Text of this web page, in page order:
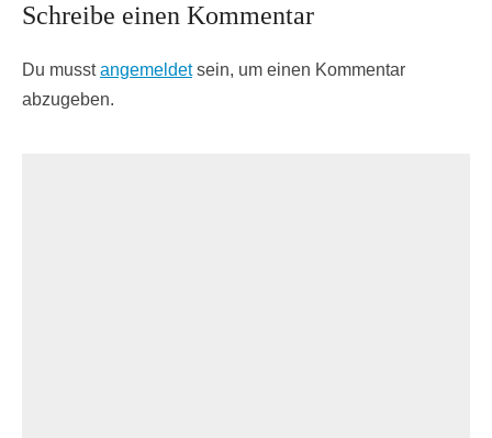
Schreibe einen Kommentar
Du musstangemeldetsein, um einen Kommentar
abzugeben.